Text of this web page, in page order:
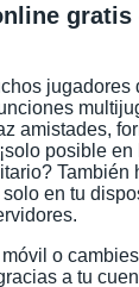
gratis
jugadores
amistades,
posible
También
en tu
o
a tu